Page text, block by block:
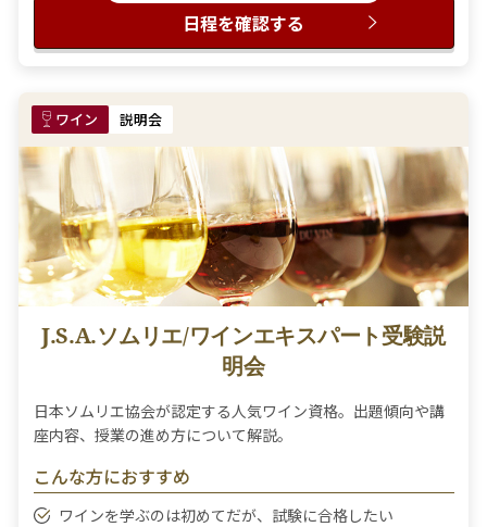
日程を確認する
ワイン 説明会
J.S.A.ソムリエ/ワインエキスパート受験説
明会
日本ソムリエ協会が認定する人気ワイン資格。出題傾向や講
座内容、授業の進め方について解説。
こんな方におすすめ
ワインを学ぶのは初めてだが、試験に合格したい